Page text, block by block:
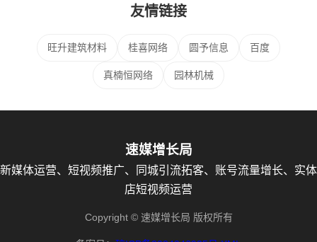
友情链接
旺升建筑材料 桂喜网络 圆予信息 百度
真楠恒网络 园林机械
速媒增长局
新媒体运营、短视频推广、同城引流拓客、账号流量增长、实体
店短视频运营
Copyright © 速媒增长局 版权所有